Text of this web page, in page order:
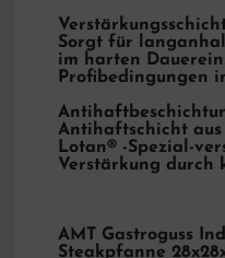
Sorgt für
im harten
Profibedingungen
Antihaftschicht
Lotan® -Spezial-
Verstärkung durch
AMT Gastroguss
Steakpfanne